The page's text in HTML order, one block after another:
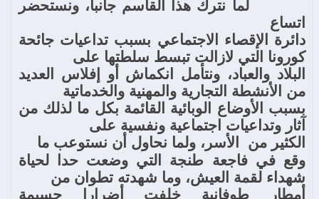
لما نترك هذا القاسم جانبا، ونستحضر
اتساع
دائرة الإقصاء الاجتماعي بسبب تداعيات جائحة
كورونا التي لازالت تبسط سلطتها على
البلاد والعباد، ونتأمل انكماش أو إفلاس العديد
من الأنشطة التجارية والمهنية والخدماتية
بسبب الأوضاع الوبائية القائمة بكل ما لذلك من
آثار وتداعيات اجتماعية ونفسية على
الكثير من
الأسر، ولما نحاول أن نستوعب ما
وقع في فاجعة طنجة التي وضعت حدا لحياة
شهداء لقمة العيش، وما شهدته تطوان من
أمطار طوفانية خلفت أضرارا جسيمة